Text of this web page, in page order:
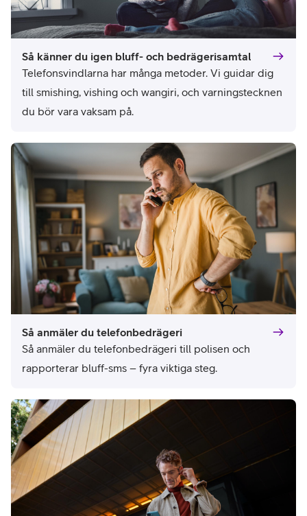
Så känner du igen bluff- och bedrägerisamtal
Telefonsvindlarna har många metoder. Vi guidar dig
till smishing, vishing och wangiri, och varningstecknen
du bör vara vaksam på.
Så anmäler du telefonbedrägeri
Så anmäler du telefonbedrägeri till polisen och
rapporterar bluff-sms – fyra viktiga steg.